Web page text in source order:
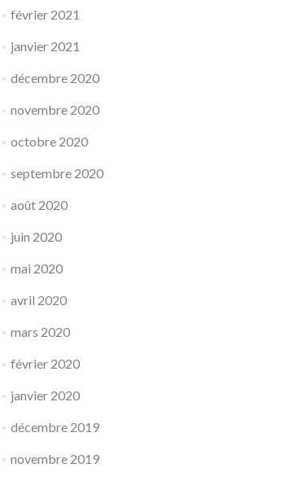
février 2021
janvier 2021
décembre 2020
novembre 2020
octobre 2020
septembre 2020
août 2020
juin 2020
mai 2020
avril 2020
mars 2020
février 2020
janvier 2020
décembre 2019
novembre 2019